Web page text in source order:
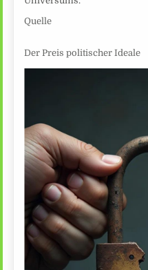
Quelle
Der Preis politischer Ideale